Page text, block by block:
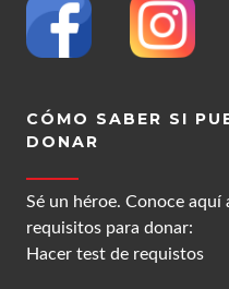
CÓMO SABER SI
DONAR
Sé un héroe. Conoce aquí
requisitos para donar:
Hacer test de requistos